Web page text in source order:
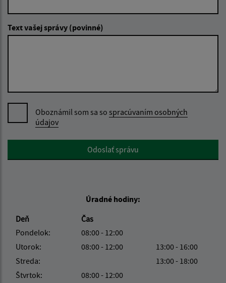
Text vašej správy (povinné)
Oboznámil som sa so spracúvaním osobných
údajov
Google reCaptcha ResponseOdoslať správu
Úradné hodiny:
Deň
Čas
Pondelok:
08:00 - 12:00
Utorok:
08:00 - 12:00
13:00 - 16:00
Streda:
13:00 - 18:00
Štvrtok:
08:00 - 12:00